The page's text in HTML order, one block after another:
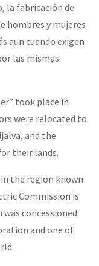
la fabricación de
hombres y mujeres
aun cuando exigen
las mismas
took place in
were relocated to
and the
their lands.
the region known
Commission is
concessioned
and one of